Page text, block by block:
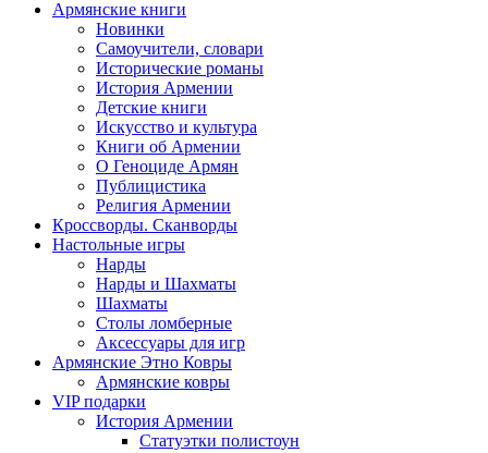
Армянские книги
Новинки
Самоучители, словари
Исторические романы
История Армении
Детские книги
Иcкусство и культура
Книги об Армении
О Геноциде Армян
Публицистика
Религия Армении
Кроссворды. Сканворды
Настольные игры
Нарды
Нарды и Шахматы
Шахматы
Столы ломберные
Аксессуары для игр
Армянские Этно Ковры
Армянские ковры
VIP подарки
История Армении
Статуэтки полистоун